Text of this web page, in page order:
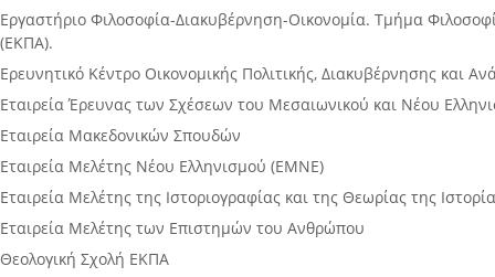
Εργαστήριο Φιλοσοφία-Διακυβέρνηση-Οικονομία. Τμήμα
(ΕΚΠΑ).
Ερευνητικό Κέντρο Οικονομικής Πολιτικής, Διακυβέρνησης και
Εταιρεία Έρευνας των Σχέσεων του Μεσαιωνικού και Νέου
Εταιρεία Μακεδονικών Σπουδών
Εταιρεία Μελέτης Νέου Ελληνισμού (ΕΜΝΕ)
Εταιρεία Μελέτης της Ιστοριογραφίας και της Θεωρίας της
Εταιρεία Μελέτης των Επιστημών του Ανθρώπου
Θεολογική Σχολή ΕΚΠΑ